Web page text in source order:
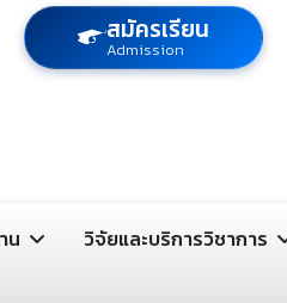
สมัครเรียน
Admission
น วิจัยและบริการวิชาการ